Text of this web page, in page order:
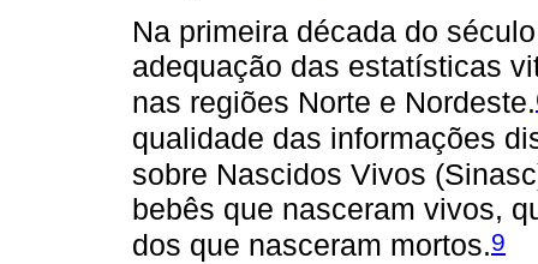
Na primeira década do
adequação das estatísticas
nas regiões Norte e Nordeste.
qualidade das informações
sobre Nascidos Vivos
bebês que nasceram vivos,
dos que nasceram mortos.9